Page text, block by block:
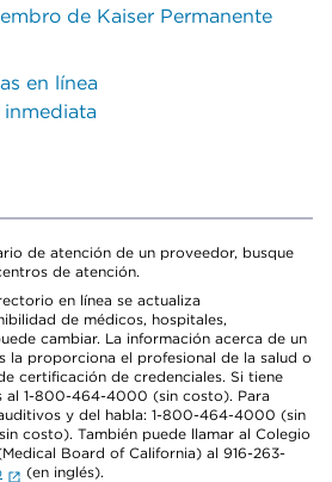
de Kaiser Permanente
en línea
de atención de un proveedor, busque
de atención.
en línea se actualiza
de médicos, hospitales,
cambiar. La información acerca de un
la proporciona el profesional de la salud o
certificación de credenciales. Si tiene
al 1-800-464-4000 (sin costo). Para
y del habla: 1-800-464-4000 (sin
costo). También puede llamar al Colegio
Board of California) al 916-263-
(en inglés).